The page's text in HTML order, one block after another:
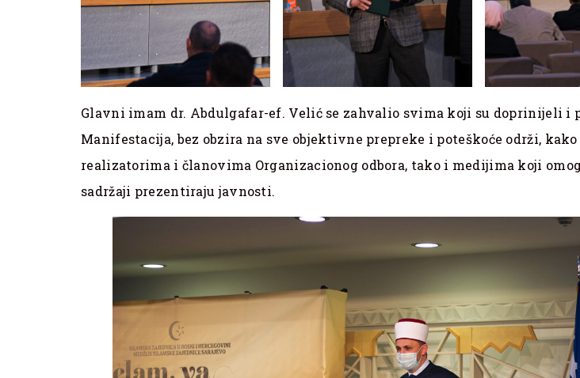
Glavni imam dr. Abdulgafar-ef. Velić se zahvalio svima koji su doprinijeli i
Manifestacija, bez obzira na sve objektivne prepreke i poteškoće održi,
realizatorima i članovima Organizacionog odbora, tako i medijima koji
sadržaji prezentiraju javnosti.